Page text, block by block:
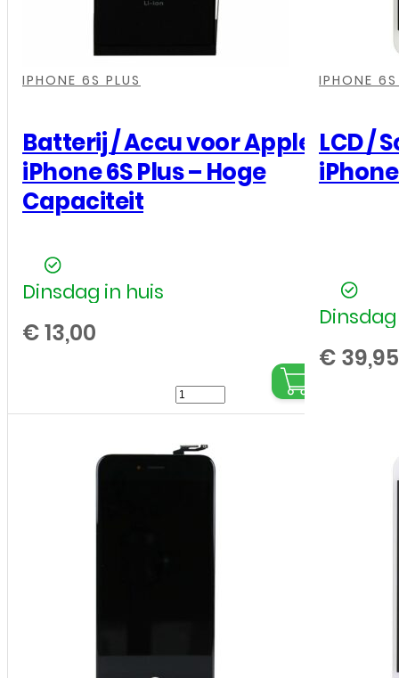
IPHONE 6S PLUS
Batterij / Accu voor Apple
iPhone 6S Plus – Hoge
Capaciteit
Dinsdag in huis
€13,00
Batterij
/
Accu
voor
Hoge
Capaciteit
IPHONE
LCD /
iPhone
€ 39,95